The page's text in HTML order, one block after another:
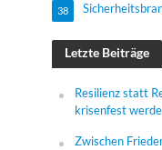
38
Letzte Beiträge
Resilienz statt
krisenfest
Zwischen